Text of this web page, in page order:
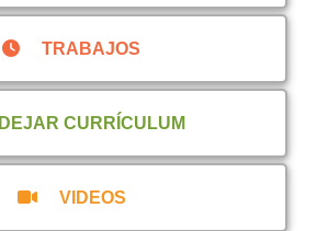
TRABAJOS
DEJAR CURRÍCULUM
VIDEOS